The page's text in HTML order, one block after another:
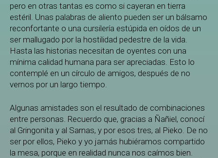
pero en otras tantas es como si cayeran en tierra
estéril. Unas palabras de aliento pueden ser un bálsamo
reconfortante o una cursilería estúpida en oídos de un
ser mallugado por la hostilidad pedestre de la vida.
Hasta las historias necesitan de oyentes con una
mínima calidad humana para ser apreciadas. Esto lo
contemplé en un círculo de amigos, después de no
vernos por un largo tiempo.
Algunas amistades son el resultado de combinaciones
entre personas. Recuerdo que, gracias a Ñañiel, conocí
al Gringonita y al Sarnas, y por esos tres, al Pieko. De no
ser por ellos, Pieko y yo jamás hubiéramos compartido
la mesa, porque en realidad nunca nos caímos bien.